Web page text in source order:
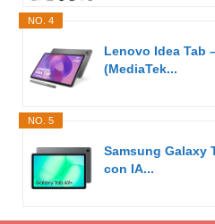
NO. 4
Lenovo Idea Tab
(MediaTek...
NO. 5
Samsung Galaxy
con IA...